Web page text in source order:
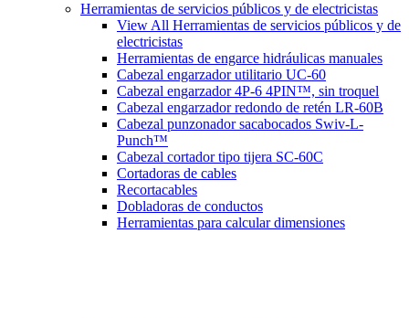
Herramientas de servicios públicos y de electricistas
View All Herramientas de servicios públicos y de
electricistas
Herramientas de engarce hidráulicas manuales
Cabezal engarzador utilitario UC-60
Cabezal engarzador 4P-6 4PIN™, sin troquel
Cabezal engarzador redondo de retén LR-60B
Cabezal punzonador sacabocados Swiv-L-
Punch™
Cabezal cortador tipo tijera SC-60C
Cortadoras de cables
Recortacables
Dobladoras de conductos
Herramientas para calcular dimensiones